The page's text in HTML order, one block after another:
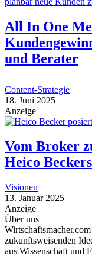
All In One
und Berater
Content-Strategie
18. Juni 2025
Anzeige
Vom Broker
Heico
Visionen
13. Januar 2025
Anzeige
Über uns
zukunftsweisenden
aus Wissenschaft und